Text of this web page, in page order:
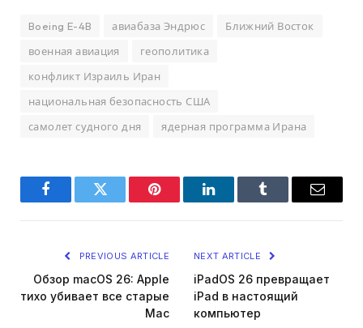
Boeing E-4B авиабаза Эндрюс
Ближний Восток
военная авиация
геополитика
конфликт Израиль Иран
национальная безопасность США
самолет судного дня
ядерная программа Ирана
FacebookTwitter Pinterest LinkedInTumblr Email
PREVIOUS ARTICLE
Обзор macOS 26: Apple
тихо убивает все старые
Mac
NEXT ARTICLE
iPadOS 26 превращает
iPad в настоящий
компьютер